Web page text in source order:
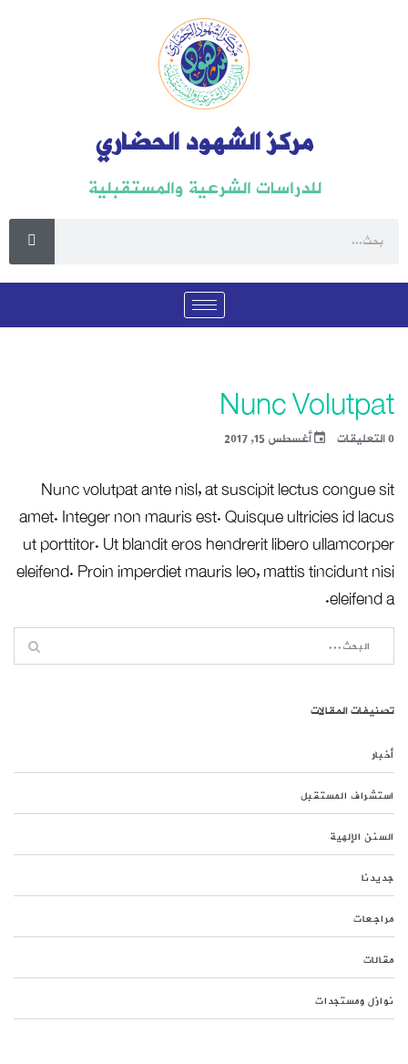
مركز الشهود الحضاري
للدراسات الشرعية والمستقبلية
Nunc Volutpat
0 التعليقات أغسطس 15, 2017
Nunc volutpat ante nisl, at suscipit lectus congue sit
amet. Integer non mauris est. Quisque ultricies id lacus
ut porttitor. Ut blandit eros hendrerit libero ullamcorper
eleifend. Proin imperdiet mauris leo, mattis tincidunt nisi
eleifend a.
تصنيفات المقالات
أخبار
استشراف المستقبل
السنن الإلهية
جديدنا
مراجعات
مقالات
نوازل ومستجدات